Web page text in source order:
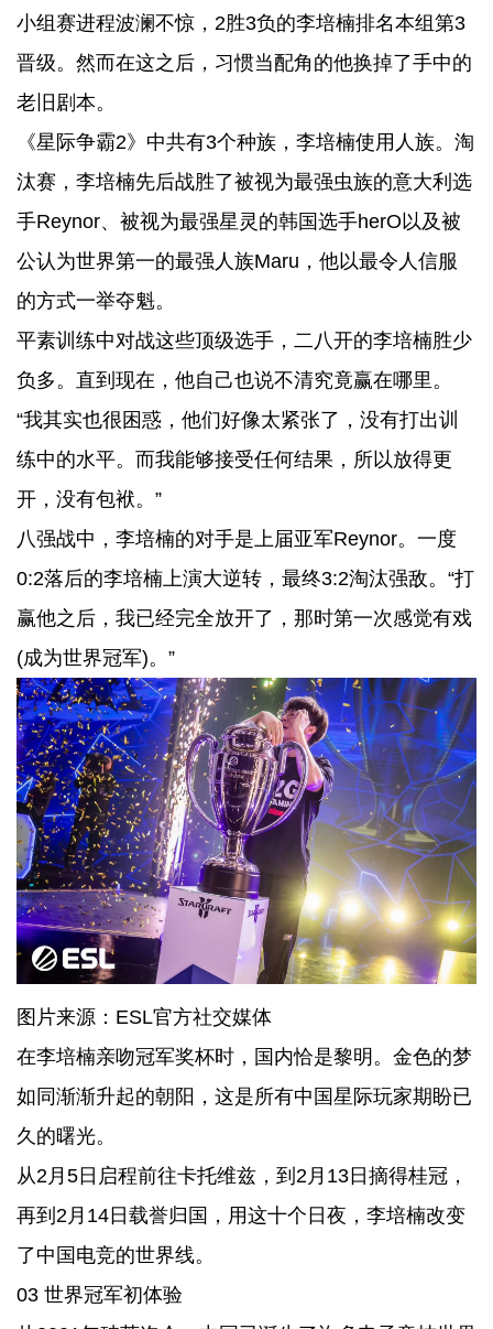
小组赛进程波澜不惊，2胜3负的李培楠排名本组第3
晋级。然而在这之后，习惯当配角的他换掉了手中的
老旧剧本。
《星际争霸2》中共有3个种族，李培楠使用人族。淘
汰赛，李培楠先后战胜了被视为最强虫族的意大利选
手Reynor、被视为最强星灵的韩国选手herO以及被
公认为世界第一的最强人族Maru，他以最令人信服
的方式一举夺魁。
平素训练中对战这些顶级选手，二八开的李培楠胜少
负多。直到现在，他自己也说不清究竟赢在哪里。
“我其实也很困惑，他们好像太紧张了，没有打出训
练中的水平。而我能够接受任何结果，所以放得更
开，没有包袱。”
八强战中，李培楠的对手是上届亚军Reynor。一度
0:2落后的李培楠上演大逆转，最终3:2淘汰强敌。“打
赢他之后，我已经完全放开了，那时第一次感觉有戏
(成为世界冠军)。”
图片来源：ESL官方社交媒体
在李培楠亲吻冠军奖杯时，国内恰是黎明。金色的梦
如同渐渐升起的朝阳，这是所有中国星际玩家期盼已
久的曙光。
从2月5日启程前往卡托维兹，到2月13日摘得桂冠，
再到2月14日载誉归国，用这十个日夜，李培楠改变
了中国电竞的世界线。
03 世界冠军初体验